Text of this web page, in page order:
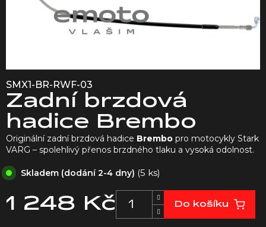
SMX1-BR-RWF-03
Zadní brzdová
hadice Brembo
1 248 Kč
Skladem (dodání 2-4 dny) (5 ks)
Do košíku
Originální zadní brzdová hadice Brembo pro motocykly Stark
VARG – spolehlivý přenos brzdného tlaku a vysoká odolnost.